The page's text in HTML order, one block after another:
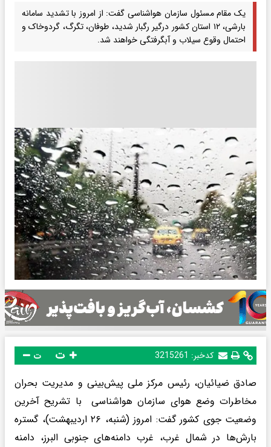
یک مقام مسئول سازمان هواشناسی گفت: از امروز با تشدید سامانه
بارشی، ۱۲ استان کشور درگیر رگبار شدید، طوفان، تگرگ، گردوخاک و
احتمال وقوع سیلاب و آبگرفتگی خواهند شد.
کدخبر: 3215261 ت
صادق ضیائیان، رئیس مرکز ملی پیش‌بینی و مدیریت بحران
مخاطرات وضع هوای سازمان هواشناسی با تشریح آخرین
وضعیت جوی کشور گفت: امروز (شنبه، ۲۶ اردیبهشت)، گستره
بارش‌ها در شمال غرب، غرب دامنه‌های جنوبی البرز، دامنه